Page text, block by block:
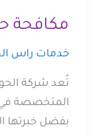
مكافحة
خدمات راس
تُعد شركة
المتخصصة
بفضل خبرتها